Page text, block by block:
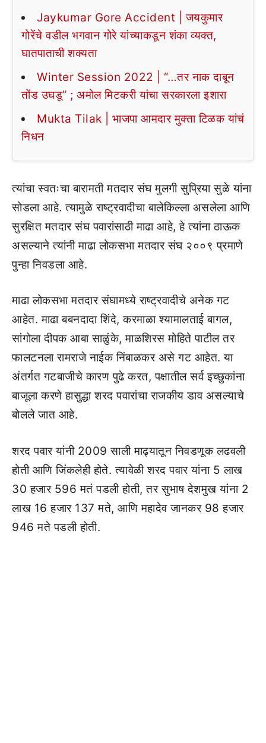
Jaykumar Gore Accident | जयकुमार
गोरेंचे वडील भगवान गोरे यांच्याकडून शंका व्यक्त,
घातपाताची शक्यता
Winter Session 2022 | “…तर नाक दाबून
तोंड उघडू” ; अमोल मिटकरी यांचा सरकारला इशारा
Mukta Tilak | भाजपा आमदार मुक्ता टिळक यांचं
निधन
त्यांचा स्वतःचा बारामती मतदार संघ मुलगी सुप्रिया सुळे यांना
सोडला आहे. त्यामुळे राष्ट्रवादीचा बालेकिल्ला असलेला आणि
सुरक्षित मतदार संघ पवारांसाठी माढा आहे, हे त्यांना ठाऊक
असल्याने त्यांनी माढा लोकसभा मतदार संघ २००९ प्रमाणे
पुन्हा निवडला आहे.
माढा लोकसभा मतदार संघामध्ये राष्ट्रवादीचे अनेक गट
आहेत. माढा बबनदादा शिंदे, करमाळा श्यामालताई बागल,
सांगोला दीपक आबा साळुंके, माळशिरस मोहिते पाटील तर
फालटनला रामराजे नाईक निंबाळकर असे गट आहेत. या
अंतर्गत गटबाजीचे कारण पुढे करत, पक्षातील सर्व इच्छुकांना
बाजूला करणे हासुद्धा शरद पवारांचा राजकीय डाव असल्याचे
बोलले जात आहे.
शरद पवार यांनी 2009 साली माढ्यातून निवडणूक लढवली
होती आणि जिंकलेही होते. त्यावेळी शरद पवार यांना 5 लाख
30 हजार 596 मतं पडली होती, तर सुभाष देशमुख यांना 2
लाख 16 हजार 137 मते, आणि महादेव जानकर 98 हजार
946 मते पडली होती.